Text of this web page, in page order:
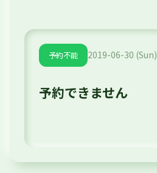
予約不能 2019-06-30 (Sun)
予約できません